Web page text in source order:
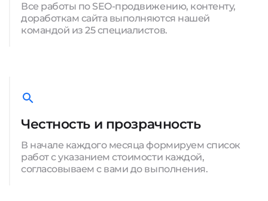
Все работы по SEO-продвижению, контенту,
доработкам сайта выполняются нашей
командой из 25 специалистов.
Честность и прозрачность
В начале каждого месяца формируем список
работ с указанием стоимости каждой,
согласовываем с вами до выполнения.